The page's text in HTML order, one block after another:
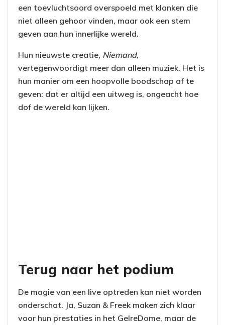
een toevluchtsoord overspoeld met klanken die
niet alleen gehoor vinden, maar ook een stem
geven aan hun innerlijke wereld.
Hun nieuwste creatie, Niemand,
vertegenwoordigt meer dan alleen muziek. Het is
hun manier om een hoopvolle boodschap af te
geven: dat er altijd een uitweg is, ongeacht hoe
dof de wereld kan lijken.
Terug naar het podium
De magie van een live optreden kan niet worden
onderschat. Ja, Suzan & Freek maken zich klaar
voor hun prestaties in het GelreDome, maar de